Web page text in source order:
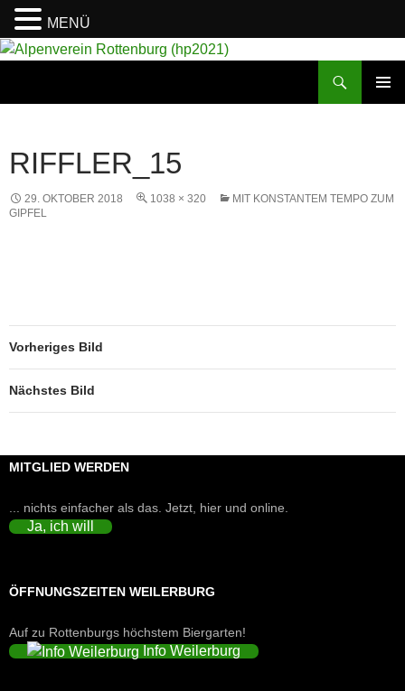
RIFFLER_15
29. OKTOBER 2018 1038 × 320
MIT KONSTANTEM TEMPO ZUM
GIPFEL
Vorheriges Bild
Nächstes Bild
MITGLIED WERDEN
... nichts einfacher als das. Jetzt, hier und online.
Ja, ich will
ÖFFNUNGSZEITEN WEILERBURG
Auf zu Rottenburgs höchstem Biergarten!
Info Weilerburg
MENÜ